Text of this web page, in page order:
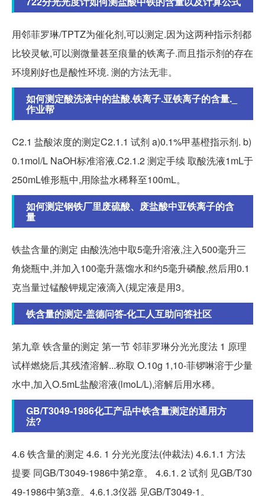
用邻菲罗琳/TPTZ为催化剂,可以测定.因为这两种指示剂都
比较灵敏,可以测微量甚至痕量的铁离子.而且指示剂的存在
环境刚好也是酸性环境. 测的方法无非。
如何测定酸洗液中的盐酸.铁离子.亚铁离子的含量._
作业帮
C2.1 盐酸浓度的测定C2.1.1 试剂 a)0.1%甲基橙指示剂. b)
0.1mol/L NaOH标准溶液.C2.1.2 测定手续 取酸洗液1mL于
250mL锥形瓶中,用除盐水稀释至100mL。
如何测定钢铁厂里废硫酸、废盐酸中亚铁离子的含
量
铁盐含量的测定 由酸洗池中取5毫升溶液,注入500毫升三
角烧瓶中,并加入100毫升蒸馏水和约5毫升磷酸,然后用0.1
克当量过锰酸钾规定液滴入(规定液是用3。
铁含量的测定-盖德问答-化工人互助问答社区
第九章 铁含量的测定 第一节 邻菲罗琳分光光度法 1 原理
试样燃烧后,其残渣溶解...称取 O.10g 1,10-菲锣啉溶于少量
水中,加入O.5mL盐酸溶液(lmoL/L),溶解后用水稀。
GB/T3049-1986化工产品中铁含量测定的通用方
法?
4.6 铁含量的测定 4.6. 1 分光光度法(仲裁法) 4.6.1.1 方法
提要 同GB/T3049-1986中第2章。 4.6.1. 2 试剂 见GB/T30
49-1986中第3章。4.6.1.3仪器 见GB/T3049-1。